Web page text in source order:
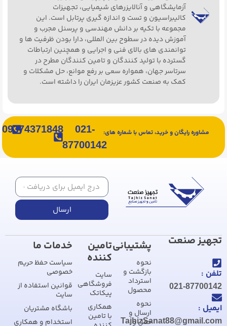
آزمایشگاهی و آنالایزرهای شیمیایی، تجهیزات
کالیبراسیون و تست و اندازه گیری پرتابل است. این
مجموعه با تکیه بر دانش مهندسی و پرسنل مجرب و
آموزش دیده در سطوح بین المللی، دارا بودن ظرفیت ها و
توانمندی های بالای فنی و اجرایی و همچنین ارتباطات
گسترده با تولید کنندگان و تامین کنندگان مطرح در
سرتاسر جهان، همواره سعی بر رفع موانع، حل مشکلات و
کمک به صنعت کشور عزیزمان ایران را داشته است.
مشاوره رایگان و خرید، تماس با شماره های:
021-
87700142
09374371848
ارسال
تجهیز صنعت
تلفن :
021-87700142
ایمیل :
TajhizSanat88@gmail.com
پشتیبانی
نحوه
بازگشت و
استرداد
محصول
نحوه
ارسال و
حمل و
تامین
کننده
سایت
فروشگاهی
پیکاتک
همکاری
با تامین
خدمات ما
سیاست حفظ حریم
خصوصی
قوانین استفاده از
سایت
باشگاه مشتریان
استخدام و همکاری